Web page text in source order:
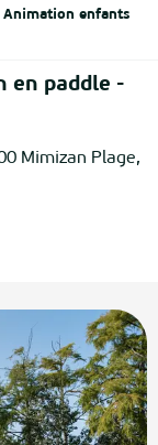
Animation enfants
en paddle -
Mimizan Plage,